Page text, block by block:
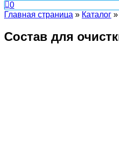
0
Главная страница » Каталог »
Состав для